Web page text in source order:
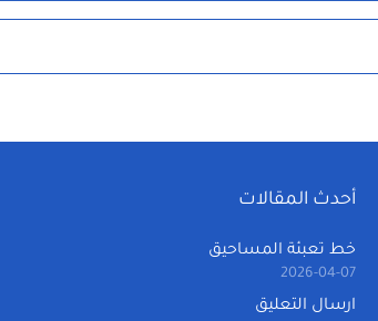
أحدث المقالات
خط تعبئة المساحيق
2026-04-07
ارسال التعليق